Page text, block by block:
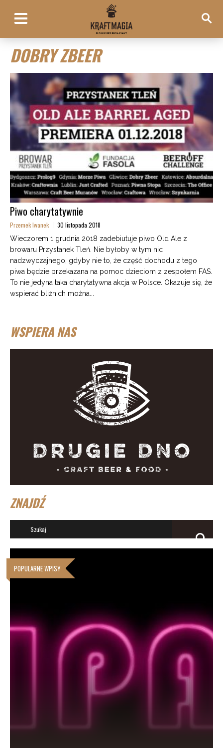
DOBRY ZBEER
Piwo charytatywnie
Przemek Iwanek 30 listopada 2018
Wieczorem 1 grudnia 2018 zadebiutuje piwo Old Ale z
browaru Przystanek Tleń. Nie byłoby w tym nic
nadzwyczajnego, gdyby nie to, że część dochodu z tego
piwa będzie przekazana na pomoc dzieciom z zespołem FAS.
To nie jedyna taka charytatywna akcja w Polsce. Okazuje się, że
wspierać bliźnich można...
WSPIERA NAS
ZNAJDŹ
POPULARNE WPISY